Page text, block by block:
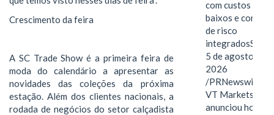
Crescimento da feira
A SC Trade Show é a primeira feira de
moda do calendário a apresentar as
novidades das coleções da próxima
estação. Além dos clientes nacionais, a
rodada de negócios do setor calçadista
com custos mais
baixos e
de risco
5 de agosto de
2026
/PRNewswire/
VT Markets
anunciou hoje